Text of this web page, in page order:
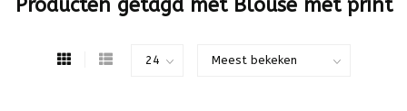
Producten getagd met Blouse met print